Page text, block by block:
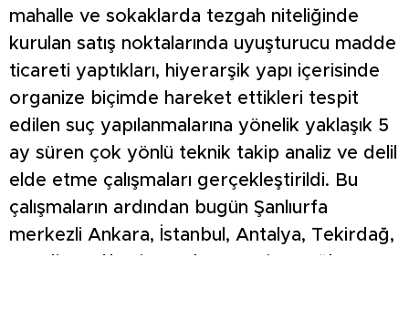
mahalle ve sokaklarda tezgah niteliğinde
kurulan satış noktalarında uyuşturucu madde
ticareti yaptıkları, hiyerarşik yapı içerisinde
organize biçimde hareket ettikleri tespit
edilen suç yapılanmalarına yönelik yaklaşık 5
ay süren çok yönlü teknik takip analiz ve delil
elde etme çalışmaları gerçekleştirildi. Bu
çalışmaların ardından bugün Şanlıurfa
merkezli Ankara, İstanbul, Antalya, Tekirdağ,